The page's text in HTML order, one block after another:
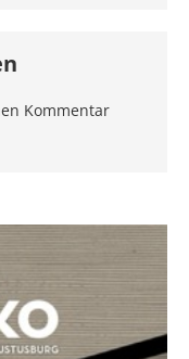
Kommentar